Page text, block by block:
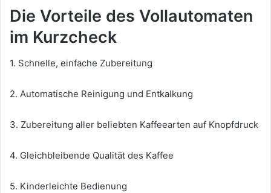
Die Vorteile des Vollautomaten
im Kurzcheck
1. Schnelle, einfache Zubereitung
2. Automatische Reinigung und Entkalkung
3. Zubereitung aller beliebten Kaffeearten auf Knopfdruck
4. Gleichbleibende Qualität des Kaffee
5. Kinderleichte Bedienung